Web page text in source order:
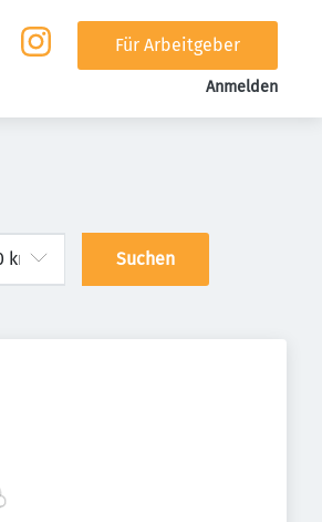
Für Arbeitgeber
Anmelden
Suchen